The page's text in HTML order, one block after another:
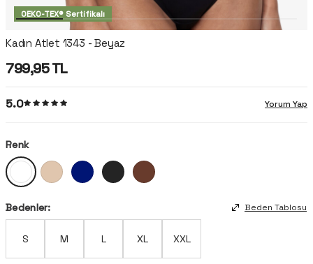
OEKO-TEX® Sertifikalı
Kadın Atlet 1343 - Beyaz
799,95TL
5.0 Yorum Yap
Renk
Bedenler: Beden Tablosu
S M L XL XXL